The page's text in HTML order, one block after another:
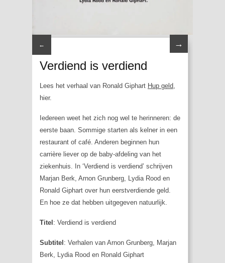
← →
Verdiend is verdiend
Lees het verhaal van Ronald Giphart Hup geld
hier.
Iedereen weet het zich nog wel te herinneren: de
eerste baan. Sommige starten als kelner in een
restaurant of café. Anderen beginnen hun
carrière liever op de baby-afdeling van het
ziekenhuis. In ‘Verdiend is verdiend’ schrijven
Marjan Berk, Arnon Grunberg, Lydia Rood en
Ronald Giphart over hun eerstverdiende geld.
En hoe ze dat hebben uitgegeven natuurlijk.
Titel : Verdiend is verdiend
Subtitel : Verhalen van Arnon Grunberg, Marjan
Berk, Lydia Rood en Ronald Giphart